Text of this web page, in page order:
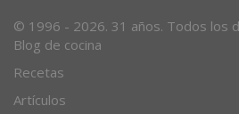
Blog de cocina
Recetas